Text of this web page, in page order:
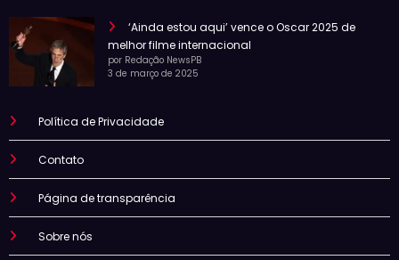
‘Ainda estou aqui’ vence o Oscar 2025 de
melhor filme internacional
por Redação NewsPB
3 de março de 2025
Política de Privacidade
Contato
Página de transparência
Sobre nós